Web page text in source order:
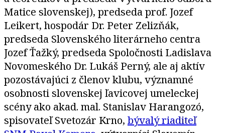
Matice slovenskej), predseda prof. Jozef
Leikert, hospodár Dr. Peter Zelizňák,
predseda Slovenského literárneho centra
Jozef Ťažký, predseda Spoločnosti Ladislava
Novomeského Dr. Lukáš Perný, ale aj aktív
pozostávajúci z členov klubu, významné
osobnosti slovenskej ľavicovej umeleckej
scény ako akad. mal. Stanislav Harangozó,
spisovateľ Svetozár Krno, bývalý riaditeľ